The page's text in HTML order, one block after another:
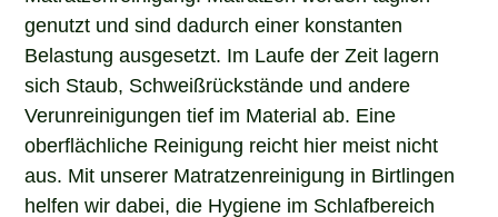
genutzt und sind dadurch einer konstanten
Belastung ausgesetzt. Im Laufe der Zeit lagern
sich Staub, Schweißrückstände und andere
Verunreinigungen tief im Material ab. Eine
oberflächliche Reinigung reicht hier meist nicht
aus. Mit unserer Matratzenreinigung in Birtlingen
helfen wir dabei, die Hygiene im Schlafbereich